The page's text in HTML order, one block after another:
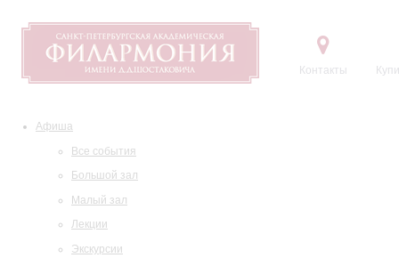
Контакты
Афиша
Все события
Большой зал
Малый зал
Лекции
Экскурсии